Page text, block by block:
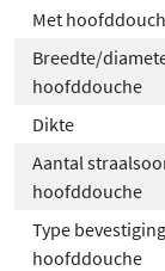
Met
Breedte/
hoofddouche
Dikte
Aantal
hoofddouche
Type bevestiging
hoofddouche